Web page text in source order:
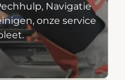
Navigatie
onze service